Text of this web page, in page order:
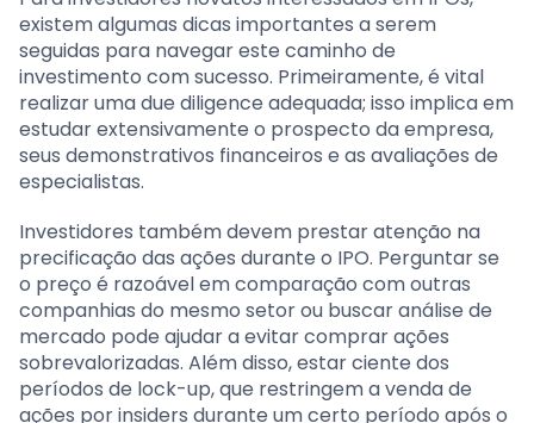
existem algumas dicas importantes a serem
seguidas para navegar este caminho de
investimento com sucesso. Primeiramente, é vital
realizar uma due diligence adequada; isso implica em
estudar extensivamente o prospecto da empresa,
seus demonstrativos financeiros e as avaliações de
especialistas.
Investidores também devem prestar atenção na
precificação das ações durante o IPO. Perguntar se
o preço é razoável em comparação com outras
companhias do mesmo setor ou buscar análise de
mercado pode ajudar a evitar comprar ações
sobrevalorizadas. Além disso, estar ciente dos
períodos de lock-up, que restringem a venda de
ações por insiders durante um certo período após o